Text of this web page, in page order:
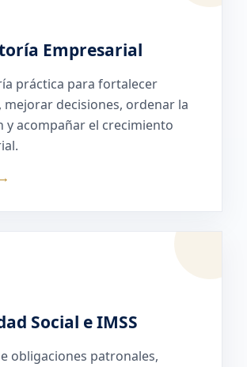
Empresarial
práctica para fortalecer
mejorar decisiones, ordenar la
y acompañar el crecimiento
Social e IMSS
obligaciones patronales,